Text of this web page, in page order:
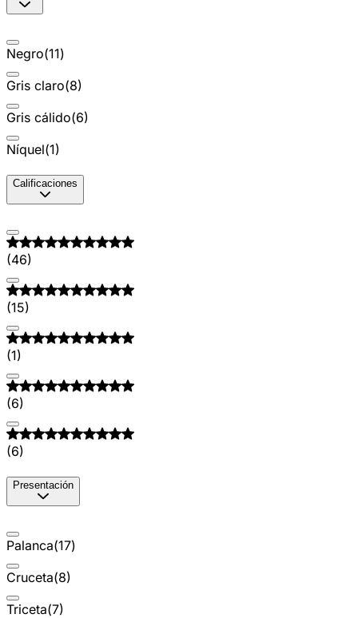
Negro(11)
Gris claro(8)
Gris cálido(6)
Níquel(1)
Calificaciones
(46)
(15)
(1)
(6)
(6)
Presentación
Palanca(17)
Cruceta(8)
Triceta(7)